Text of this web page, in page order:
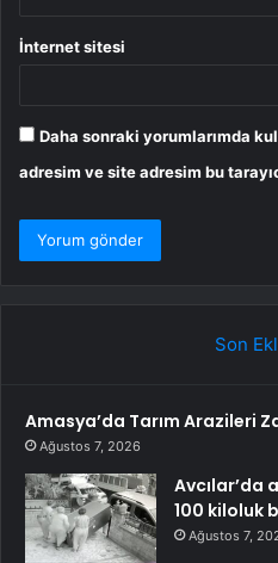
İnternet sitesi
Daha sonraki yorumlarımda
adresim ve site adresim bu
Son
Amasya’da Tarım Arazileri
Ağustos 7, 2026
Avcılar’da
100 kiloluk
Ağustos 7,